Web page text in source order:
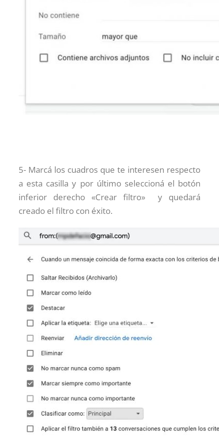
5- Marcá los cuadros que te interesen respecto
a esta casilla y por último seleccioná el botón
inferior derecho «Crear filtro» y quedará
creado el filtro con éxito.